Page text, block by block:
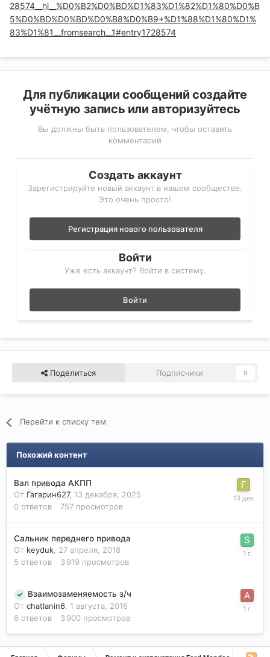
28574__hl__%D0%B2%D0%BD%D1%83%D1%82%D1%80%D0%B
5%D0%BD%D0%BD%D0%B8%D0%B9+%D1%88%D1%80%D1%
83%D1%81__fromsearch__1#entry1728574
Для публикации сообщений создайте
учётную запись или авторизуйтесь
Вы должны быть пользователем, чтобы оставить
комментарий
Создать аккаунт
Зарегистрируйте новый аккаунт в нашем сообществе.
Это очень просто!
Регистрация нового пользователя
Войти
Уже есть аккаунт? Войти в систему.
Войти
Поделиться Подписчики 0
Перейти к списку тем
Похожий контент
Вал привода АКПП
От Гагарин627, 13 декабря, 2025
0 ответов 757 просмотров
Сальник переднего привода
От keyduk, 27 апреля, 2018
5 ответов 3 919 просмотров
Взаимозаменяемость з/ч
От chatlanin6 1 августа, 2016
6 ответов 3 900 просмотров